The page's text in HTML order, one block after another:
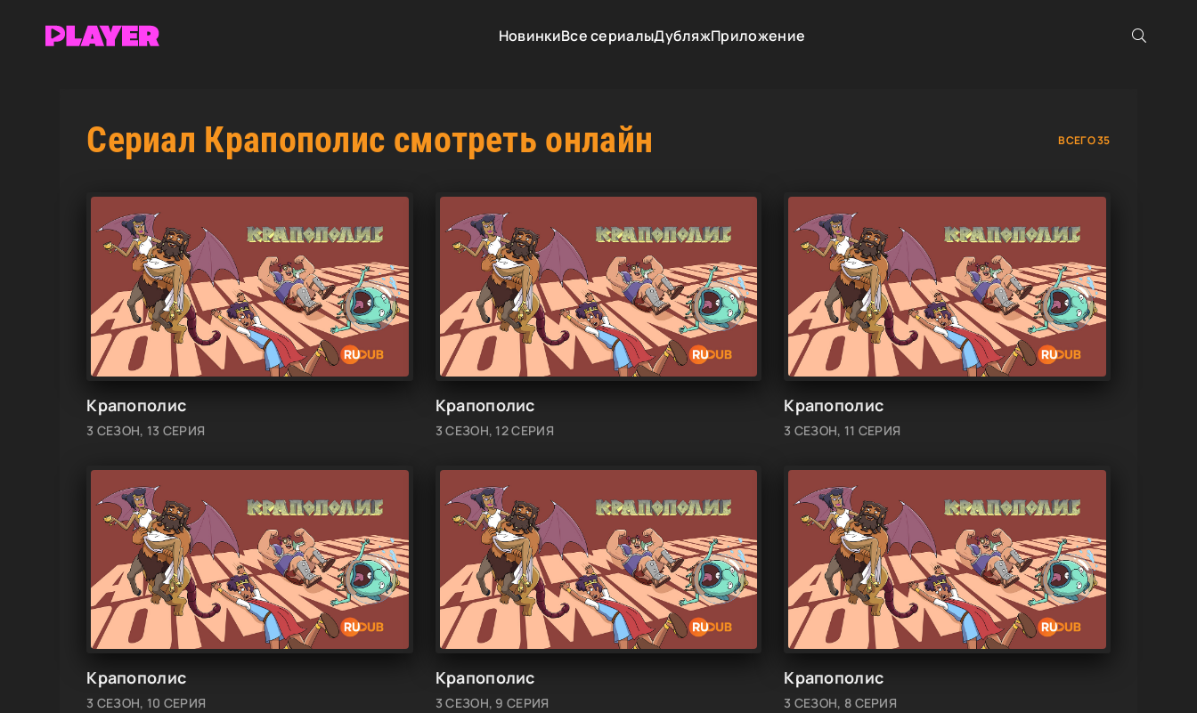
НовинкиВсе сериалыДубляжПриложение
Сериал Крапополис смотреть онлайн ВСЕГО 35
Крапополис
3 СЕЗОН, 13 СЕРИЯ
Крапополис
3 СЕЗОН, 12 СЕРИЯ
Крапополис
3 СЕЗОН, 11 СЕРИЯ
Крапополис
3 СЕЗОН, 10 СЕРИЯ
Крапополис
3 СЕЗОН, 9 СЕРИЯ
Крапополис
3 СЕЗОН, 8 СЕРИЯ